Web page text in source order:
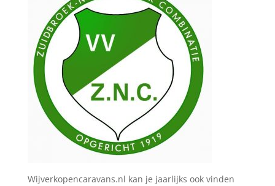
Wijverkopencaravans.nl kan je jaarlijks ook vinden